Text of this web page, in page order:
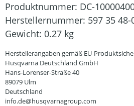
Produktnummer: DC-
Herstellernummer: 597 35 48-
Gewicht: 0.27 kg
Herstellerangaben gemäß EU-
Husqvarna Deutschland GmbH
Hans-Lorenser-Straße 40
89079 Ulm
Deutschland
info.de@husqvarnagroup.com